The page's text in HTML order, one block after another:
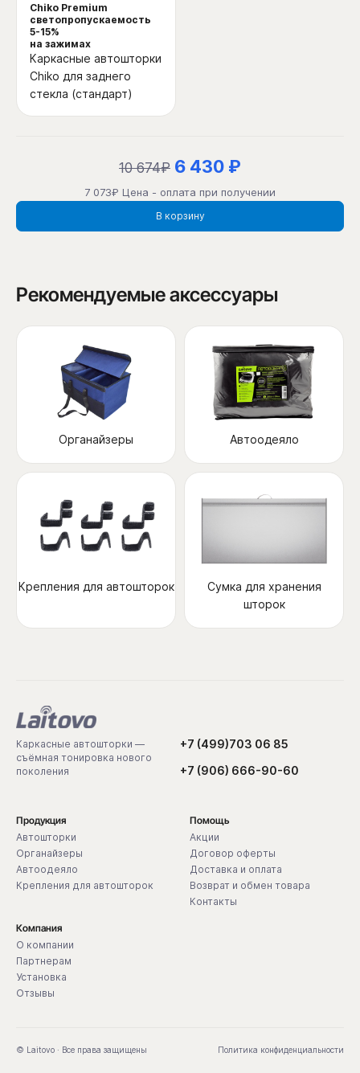
Chiko Premium
светопропускаемость
5-15%
на зажимах
Каркасные автошторки
Chiko для заднего
стекла (стандарт)
10 674₽ 6 430 ₽
7 073₽ Цена - оплата при получении
В корзину
Рекомендуемые аксессуары
Органайзеры Автоодеяло
Крепления для автошторок
Сумка для хранения
шторок
Каркасные автошторки —
съёмная тонировка нового
поколения
+7 (499)703 06 85
+7 (906) 666-90-60
Продукция
Автошторки
Органайзеры
Автоодеяло
Крепления для автошторок
Компания
О компании
Партнерам
Установка
Отзывы
Помощь
Акции
Договор оферты
Доставка и оплата
Возврат и обмен товара
Контакты
© Laitovo · Все права защищены Политика конфиденциальности